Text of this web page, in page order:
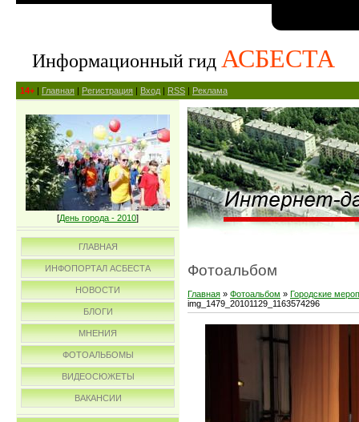
Информационный гид АСБЕСТА
14+ | Главная | Регистрация | Вход | RSS | Реклама
[День города - 2010]
ГЛАВНАЯ
ИНФОПОРТАЛ АСБЕСТА
НОВОСТИ
БЛОГИ
МНЕНИЯ
ФОТОАЛЬБОМЫ
ВИДЕОСЮЖЕТЫ
ВАКАНСИИ
Фотоальбом
Главная » Фотоальбом » Городские
img_1479_20101129_1163574296